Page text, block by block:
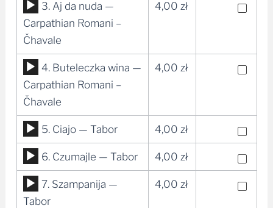
dźwiękowych
Odtwarzacz
plików
dźwiękowych
3. Aj da nuda —
Carpathian Romani –
Čhavale
4,00 zł
Odtwarzacz
plików
dźwiękowych
4. Buteleczka wina —
Carpathian Romani –
Čhavale
4,00 zł
Odtwarzacz
plików
dźwiękowych
5. Ciajo — Tabor 4,00 zł
Odtwarzacz
plików
dźwiękowych
6. Czumajle — Tabor 4,00 zł
Odtwarzacz
plików
7. Szampanija —
Tabor
4,00 zł